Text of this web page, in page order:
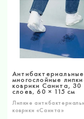
Антибактериальные
многослойные
коврики Санита, 30
слоев, 60 × 115 см
Липкие
коврики «Санита»